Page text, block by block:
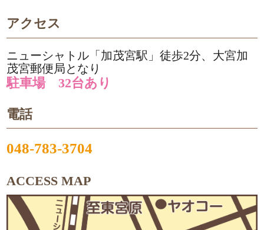
アクセス
ニューシャトル「加茂宮駅」徒歩2分、大宮加
茂宮郵便局となり
駐車場 32台あり
電話
048-783-3704
ACCESS MAP